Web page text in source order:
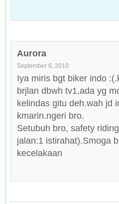
Aurora
September 6, 2010
Iya miris bgt biker indo
brjlan dbwh tv1,ada yg
kelindas gitu deh.wah jd
kmarin.ngeri bro.
Setubuh bro, safety
jalan:1 istirahat).Smoga
kecelakaan